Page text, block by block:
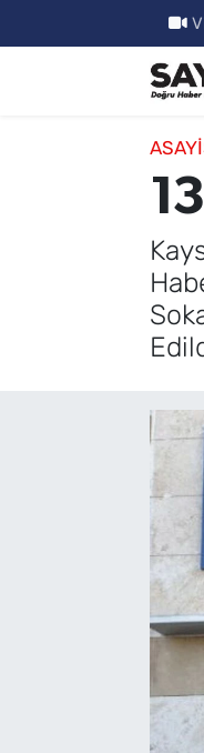
ÖZEL HABER
İNCELEME
TV REHBERİ
Hava Durumu
Trafik Durumu
TFF 2.Lig
Tüm Manşetler
Son Dakika